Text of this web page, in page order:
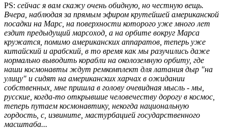
PS: сейчас я вам скажу очень обидную, но честную вещь.
Вчера, наблюдая за прямым эфиром крутейшей американской
посадки на Марс, на поверхности которого уже много лет
ездит предыдущий марсоход, а на орбите вокруг Марса
кружатся, помимо американских аппаратов, теперь уже
китайский и арабский, в то время как мы разучились даже
нормально выводить корабли на околоземную орбиту, где
наши космонавты ждут ремкомплект для латания дыр "на
улицу" и сидят на американских харчах в ожидании
собственных, мне пришла в голову очевидная мысль - мы,
русские, когда-то открывшие человечеству дорогу в космос,
теперь путаем космонавтику, некогда национальную
гордость, с, извините, мастурбацией государственного
масштаба...